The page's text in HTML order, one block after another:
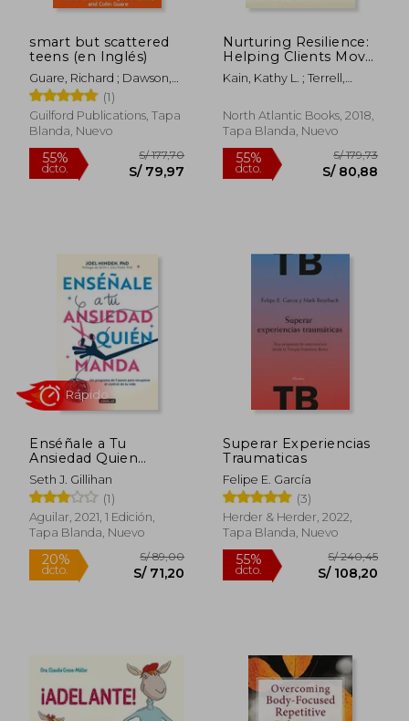
55% S/ 276,40 55%
smart but scattered
teens (en Inglés)
Guare, Richard ; Dawson,
Peg ; Guare, Colin
(1)
Guilford Publications, Tapa
Blanda, Nuevo
55%
Nurturing Resilience:
Helping Clients Move
Forward From
Developmental
Integrative Somatic
Approach (en Inglés)
Kain, Kathy L. ; Terrell,
A.
North Atlantic Books, 2018,
Tapa Blanda, Nuevo
55%
Enséñale a Tu
Ansiedad Quien
Manda: Un Programa
de 3 Pasos Para
Recuperar El Con
Trol de Tu Vida /
Show Your Anxiety
Seth J. Gillihan
(1)
Aguilar, 2021, 1 Edición,
Tapa Blanda, Nuevo
Superar Experiencias
Traumaticas
Felipe E. García
(3)
Herder & Herder, 2022,
Tapa Blanda, Nuevo